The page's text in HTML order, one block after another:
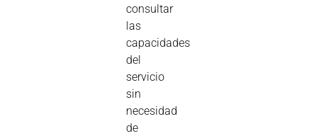
consultar
las
capacidades
del
servicio
sin
necesidad
de